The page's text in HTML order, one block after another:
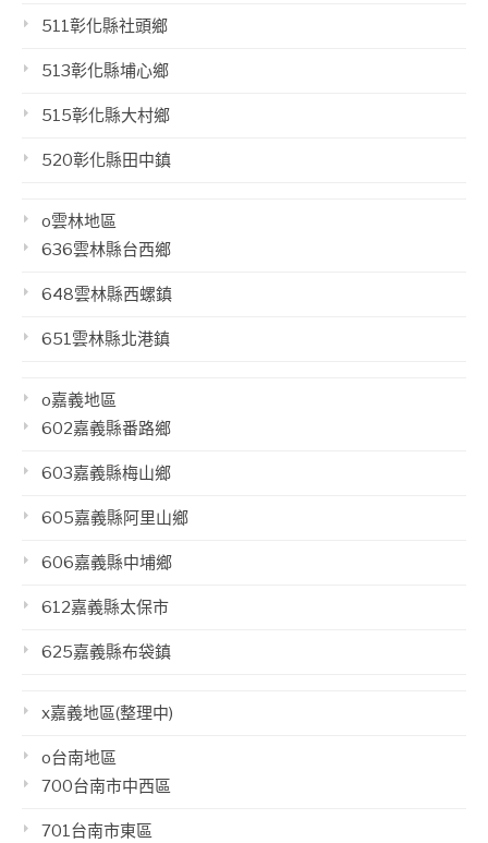
511彰化縣社頭鄉
513彰化縣埔心鄉
515彰化縣大村鄉
520彰化縣田中鎮
o雲林地區
636雲林縣台西鄉
648雲林縣西螺鎮
651雲林縣北港鎮
o嘉義地區
602嘉義縣番路鄉
603嘉義縣梅山鄉
605嘉義縣阿里山鄉
606嘉義縣中埔鄉
612嘉義縣太保市
625嘉義縣布袋鎮
x嘉義地區(整理中)
o台南地區
700台南市中西區
701台南市東區